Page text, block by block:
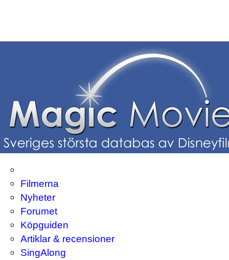
Filmerna
Nyheter
Forumet
Köpguiden
Artiklar & recensioner
SingAlong